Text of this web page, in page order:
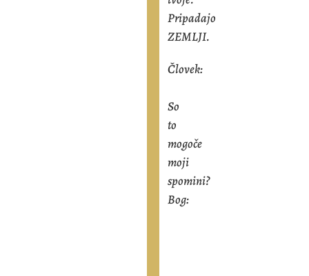
Pripadajo
ZEMLJI.
Človek:
So
to
mogoče
moji
spomini?
Bog: